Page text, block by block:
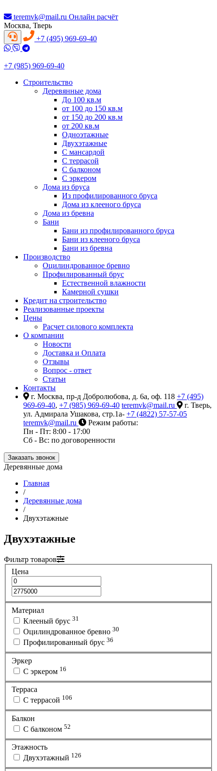
teremvk@mail.ru Онлайн расчёт
Москва, Тверь
+7 (495) 969-69-40
+7 (985) 969-69-40
Строительство
Деревянные дома
До 100 кв.м
от 100 до 150 кв.м
от 150 до 200 кв.м
от 200 кв.м
Одноэтажные
Двухэтажные
С мансардой
С террасой
С балконом
С эркером
Дома из бруса
Из профилированного бруса
Дома из клееного бруса
Дома из бревна
Бани
Бани из профилированного бруса
Бани из клееного бруса
Бани из бревна
Производство
Оцилиндрованное бревно
Профилированный брус
Естественной влажности
Камерной сушки
Кредит на строительство
Реализованные проекты
Цены
Расчет силового комплекта
О компании
Новости
Доставка и Оплата
Отзывы
Вопрос - ответ
Статьи
Контакты
г. Москва, пр-д Добролюбова, д. 6а, оф. 118 +7 (495)
969-69-40, +7 (985) 969-69-40 teremvk@mail.ru
г. Тверь,
ул. Адмирала Ушакова, стр.1а- +7 (4822) 57-57-05
teremvk@mail.ru
Режим работы:
Пн - Пт: 8:00 - 17:00
Сб - Вс: по договоренности
Заказать звонок
Деревянные дома
Главная
/
Деревянные дома
/
Двухэтажные
Двухэтажные
Фильтр товаров
Цена
Материал
Клееный брус 31
Оцилиндрованное бревно 30
Профилированный брус 36
Эркер
С эркером 16
Терраса
С террасой 106
Балкон
С балконом 52
Этажность
Двухэтажный 126